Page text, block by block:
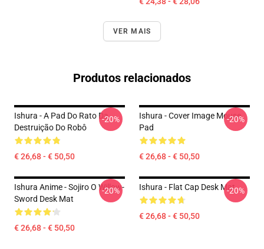
VER MAIS
Produtos relacionados
Ishura - A Pad Do Rato Da
Destruição Do Robô
€ 26,68 - € 50,50
-20%
Ishura - Cover Image Mouse
Pad
€ 26,68 - € 50,50
-20%
Ishura Anime - Sojiro O Willow-
Sword Desk Mat
€ 26,68 - € 50,50
-20% Ishura - Flat Cap Desk Mat
€ 26,68 - € 50,50
-20%